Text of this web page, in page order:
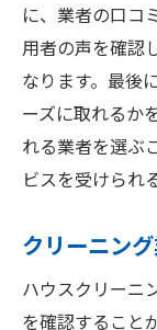
に、業者の口コ
用者の声を確認
なります。最後
ーズに取れるか
れる業者を選ぶ
ビスを受けられ
クリーニン
ハウスクリーニ
を確認すること